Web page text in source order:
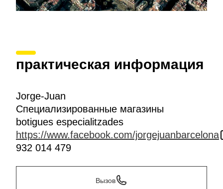
практическая информация
Jorge-Juan
Специализированные магазины
botigues especialitzades
https://www.facebook.com/jorgejuanbarcelona
932 014 479
Вызов